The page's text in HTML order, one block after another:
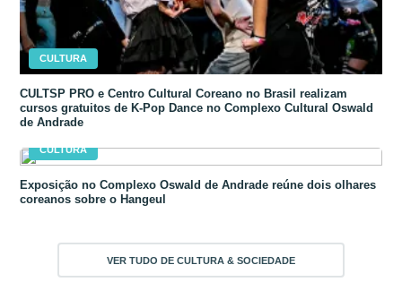
CULTURA
CULTSP PRO e Centro Cultural Coreano no Brasil realizam
cursos gratuitos de K-Pop Dance no Complexo Cultural Oswald
de Andrade
CULTURA
Exposição no Complexo Oswald de Andrade reúne dois olhares
coreanos sobre o Hangeul
VER TUDO DE CULTURA & SOCIEDADE